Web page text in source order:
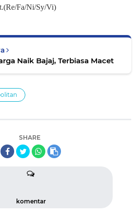
Fa/Ni/Sy/Vi)
Naik Bajaj, Terbiasa Macet
SHARE
komentar